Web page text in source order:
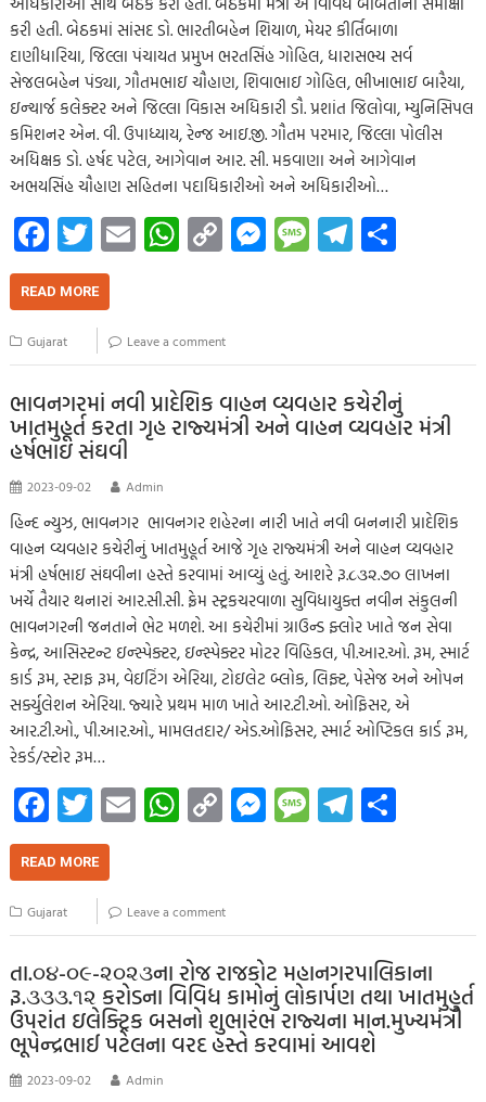
કરી હતી. બેઠકમાં સાંસદ ડો. ભારતીબહેન શિયાળ, મેયર કીર્તિબાળા
દાણીધારિયા, જિલ્લા પંચાયત પ્રમુખ ભરતસિંહ ગોહિલ, ધારાસભ્ય સર્વ
સેજલબહેન પંડ્યા, ગૌતમભાઇ ચૌહાણ, શિવાભાઇ ગોહિલ, ભીખાભાઇ બારૈયા,
ઇન્ચાર્જ કલેક્ટર અને જિલ્લા વિકાસ અધિકારી ડૌ. પ્રશાંત જિલોવા, મ્યુનિસિપલ
કમિશનર એન. વી. ઉપાધ્યાય, રેન્જ આઇ.જી. ગૌતમ પરમાર, જિલ્લા પોલીસ
અધિક્ષક ડો. હર્ષદ પટેલ, આગેવાન આર. સી. મકવાણા અને આગેવાન
અભયસિંહ ચૌહાણ સહિતના પદાધિકારીઓ અને અધિકારીઓ…
Fa
ce
b
o
o
k
T
wi
tt
er
E
m
W
h
s
A
p
p
C
o
y
Li
nk
M
es
g
er
M
es
e
Te
le
m
READ MORE
Gujarat Leave a comment
ભાવનગરમાં નવી પ્રાદેશિક વાહન વ્યવહાર કચેરીનું
ખાતમુહૂર્ત કરતા ગૃહ રાજ્યમંત્રી અને વાહન વ્યવહાર મંત્રી
હર્ષભાઇ સંઘવી
2023-09-02 Admin
હિન્દ ન્યુઝ, ભાવનગર ભાવનગર શહેરના નારી ખાતે નવી બનનારી પ્રાદેશિક
વાહન વ્યવહાર કચેરીનું ખાતમુહૂર્ત આજે ગૃહ રાજ્યમંત્રી અને વાહન વ્યવહાર
મંત્રી હર્ષભાઇ સંઘવીના હસ્તે કરવામાં આવ્યું હતું. આશરે રૂ.૮૩૨.૭૦ લાખના
ખર્ચે તૈયાર થનારાં આર.સી.સી. ફ્રેમ સ્ટ્રકચરવાળા સુવિધાયુક્ત નવીન સંકુલની
ભાવનગરની જનતાને ભેટ મળશે. આ કચેરીમાં ગ્રાઉન્ડ ફ્લોર ખાતે જન સેવા
કેન્દ્ર, આસિસ્ટન્ટ ઇન્સ્પેક્ટર, ઇન્સ્પેક્ટર મોટર વિહિકલ, પી.આર.ઓ. રૂમ, સ્માર્ટ
કાર્ડ રૂમ, સ્ટાફ રૂમ, વેઇટિંગ એરિયા, ટોઇલેટ બ્લોક, લિફ્ટ, પેસેજ અને ઓપન
સર્ક્યુલેશન એરિયા. જ્યારે પ્રથમ માળ ખાતે આર.ટી.ઓ. ઓફિસર, એ
આર.ટી.ઓ., પી.આર.ઓ., મામલતદાર/ એડ.ઓફિસર, સ્માર્ટ ઓપ્ટિકલ કાર્ડ રૂમ,
રેકર્ડ/સ્ટોર રૂમ…
Fa
ce
b
o
o
k
T
wi
tt
er
E
m
W
h
s
A
p
p
C
o
y
Li
nk
M
es
g
er
M
es
e
Te
le
m
READ MORE
Gujarat Leave a comment
તા.૦૪-૦૯-૨૦૨૩ના રોજ રાજકોટ મહાનગરપાલિકાના
રૂ.૩૩૩.૧૨ કરોડના વિવિધ કામોનું લોકાર્પણ તથા ખાતમુહુર્ત
ઉપરાંત ઇલેક્ટ્રિક બસનો શુભારંભ રાજ્યના માન.મુખ્યમંત્રી
ભૂપેન્દ્રભાઈ પટેલના વરદ હસ્તે કરવામાં આવશે
2023-09-02 Admin